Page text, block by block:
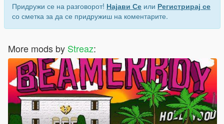
Придружи се на разговорот! Најави Се или Регистрирај се
со сметка за да се придружиш на коментарите.
More mods by Streaz: